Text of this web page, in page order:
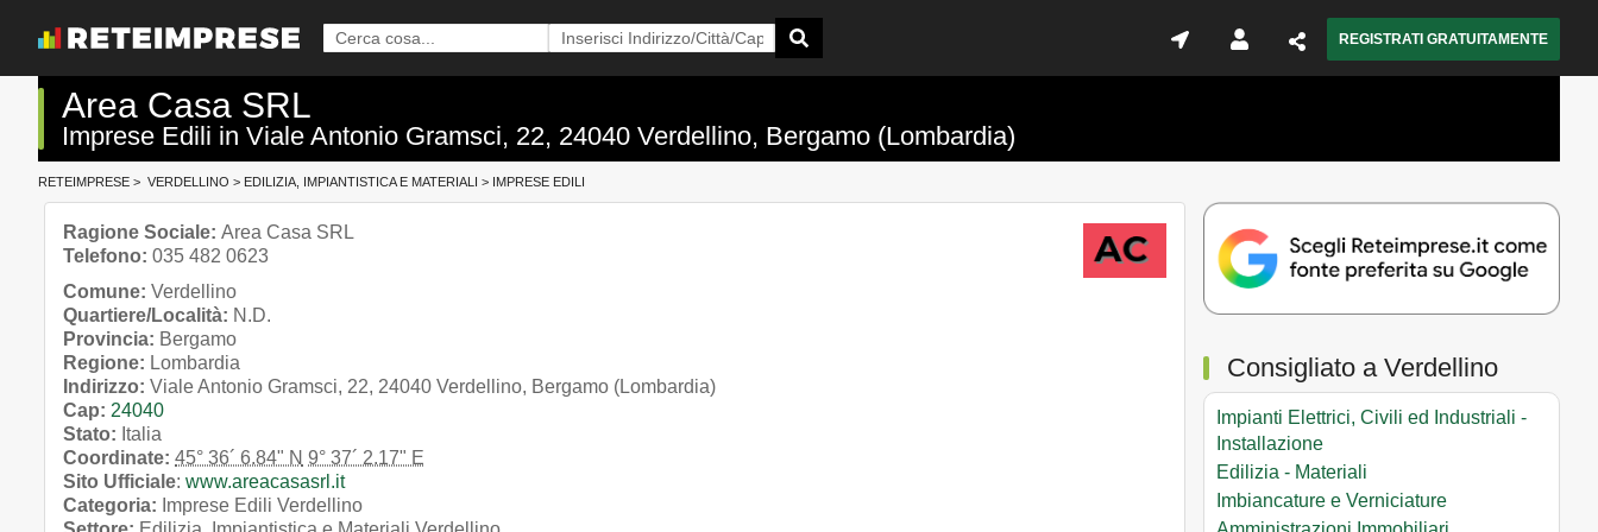
REGISTRATI GRATUITAMENTE
Area Casa SRL
Imprese Edili in Viale Antonio Gramsci, 22, 24040 Verdellino, Bergamo (Lombardia)
RETEIMPRESE > VERDELLINO > EDILIZIA, IMPIANTISTICA E MATERIALI > IMPRESE EDILI
Ragione Sociale: Area Casa SRL
Telefono: 035 482 0623
Comune: Verdellino
Quartiere/Località: N.D.
Provincia: Bergamo
Regione: Lombardia
Indirizzo: Viale Antonio Gramsci, 22, 24040 Verdellino, Bergamo (Lombardia)
Cap: 24040
Stato: Italia
Coordinate: 45° 36´ 6.84" N 9° 37´ 2.17" E
Sito Ufficiale: www.areacasasrl.it
Categoria: Imprese Edili Verdellino
Consigliato a Verdellino
Impianti Elettrici, Civili ed Industriali -
Installazione
Edilizia - Materiali
Imbiancature e Verniciature